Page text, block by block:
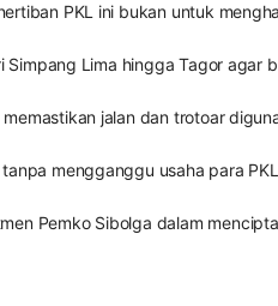
PKL ini bukan untuk
Lima hingga Tagor agar
jalan dan trotoar
mengganggu usaha para
Pemko Sibolga dalam